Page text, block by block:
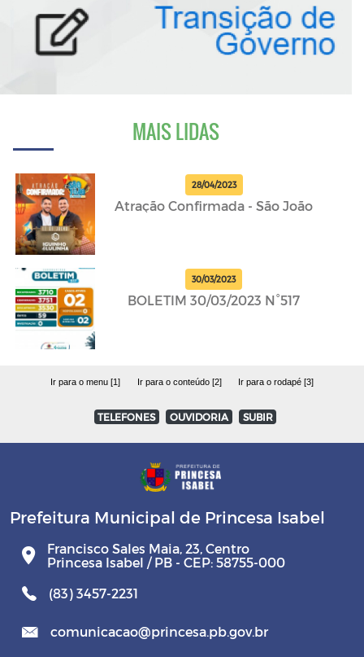
MAIS LIDAS
28/04/2023
Atração Confirmada - São João
30/03/2023
BOLETIM 30/03/2023 N°517
Ir para o menu [1] Ir para o conteúdo [2] Ir para o rodapé [3]
TELEFONES OUVIDORIA SUBIR
Prefeitura Municipal de Princesa Isabel
Francisco Sales Maia, 23, Centro
Princesa Isabel / PB - CEP: 58755-000
(83) 3457-2231
comunicacao@princesa.pb.gov.br